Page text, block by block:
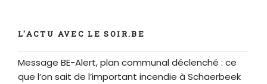
L'ACTU AVEC LE SOIR.BE
Message BE-Alert, plan communal déclenché : ce
que l’on sait de l’important incendie à Schaerbeek